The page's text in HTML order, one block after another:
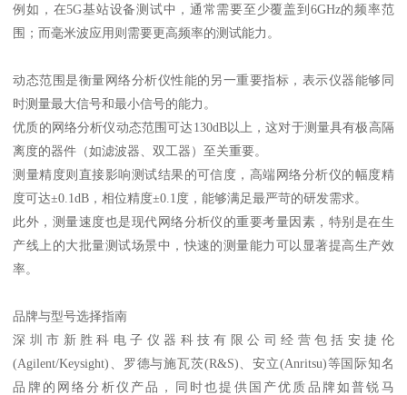
例如，在5G基站设备测试中，通常需要至少覆盖到6GHz的频率范
围；而毫米波应用则需要更高频率的测试能力。
动态范围是衡量网络分析仪性能的另一重要指标，表示仪器能够同
时测量最大信号和最小信号的能力。
优质的网络分析仪动态范围可达130dB以上，这对于测量具有极高隔
离度的器件（如滤波器、双工器）至关重要。
测量精度则直接影响测试结果的可信度，高端网络分析仪的幅度精
度可达±0.1dB，相位精度±0.1度，能够满足最严苛的研发需求。
此外，测量速度也是现代网络分析仪的重要考量因素，特别是在生
产线上的大批量测试场景中，快速的测量能力可以显著提高生产效
率。
品牌与型号选择指南
深圳市新胜科电子仪器科技有限公司经营包括安捷伦
(Agilent/Keysight)、罗德与施瓦茨(R&S)、安立(Anritsu)等国际知名
品牌的网络分析仪产品，同时也提供国产优质品牌如普锐马